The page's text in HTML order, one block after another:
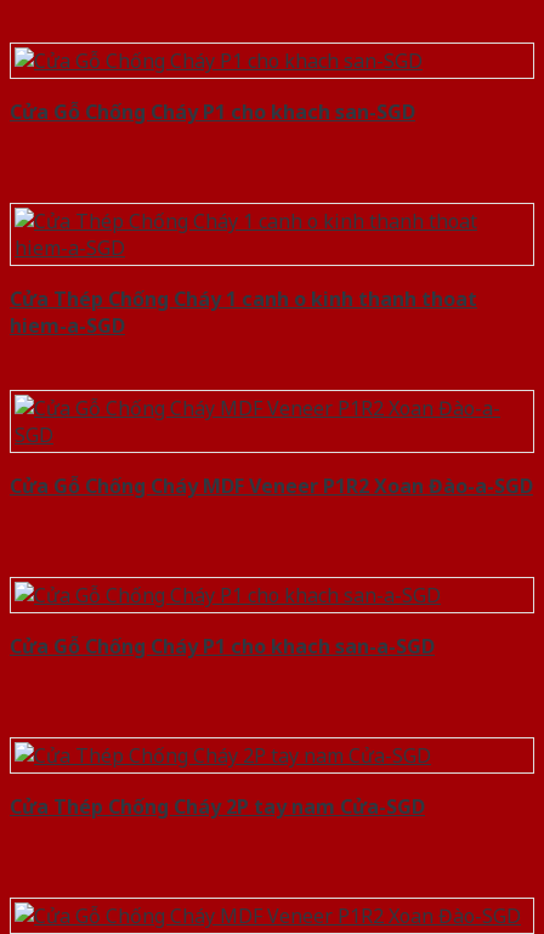
Cửa Gỗ Chống Cháy P1 cho khach san-SGD
Cửa Thép Chống Cháy 1 canh o kinh thanh thoat
hiem-a-SGD
Cửa Gỗ Chống Cháy MDF Veneer P1R2 Xoan Đào-a-SGD
Cửa Gỗ Chống Cháy P1 cho khach san-a-SGD
Cửa Thép Chống Cháy 2P tay nam Cửa-SGD